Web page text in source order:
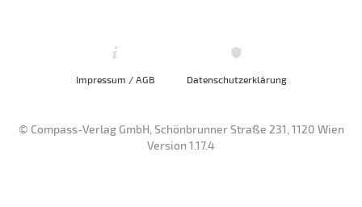
Impressum / AGB Datenschutzerklärung
© Compass-Verlag GmbH, Schönbrunner Straße 231, 1120 Wien
Version 1.17.4